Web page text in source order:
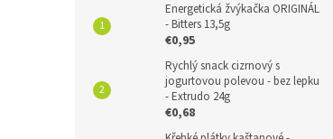
Energetická žvýkačka ORIGINÁL
- Bitters 13,5g
€0,95
Rychlý snack cizrnový s
jogurtovou polevou - bez lepku
- Extrudo 24g
€0,68